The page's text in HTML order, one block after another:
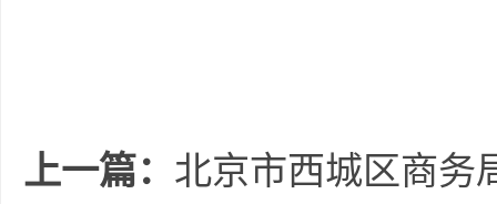
上一篇： 北京市西城区商务